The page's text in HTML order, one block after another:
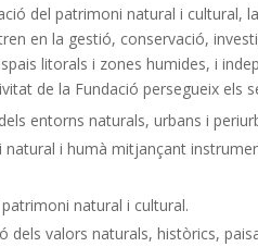
del patrimoni natural i cultural,
en la gestió, conservació,
litorals i zones humides, i
de la Fundació persegueix els
entorns naturals, urbans i
i humà mitjançant
natural i cultural.
dels valors naturals, històrics,